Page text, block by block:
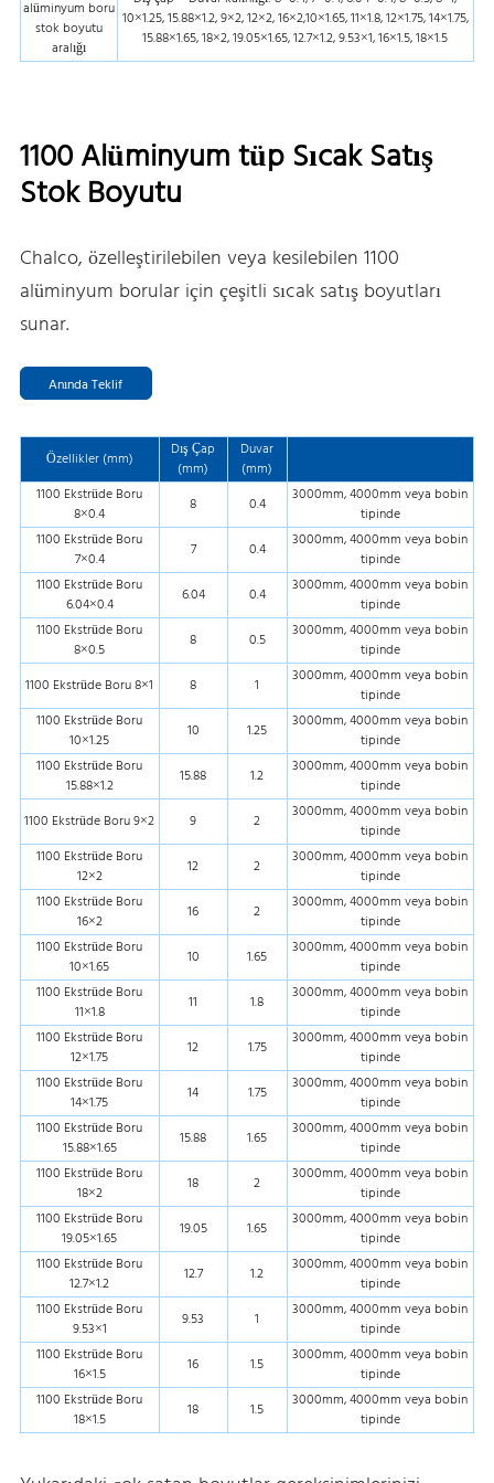
alüminyum boru
stok boyutu
aralığı
10×1.25, 15.88×1.2, 9×2, 12×2, 16×2,10×1.65, 11×1.8, 12×1.75, 14×1.75,
15.88×1.65, 18×2, 19.05×1.65, 12.7×1.2, 9.53×1, 16×1.5, 18×1.5
1100 Alüminyum tüp Sıcak Satış
Stok Boyutu
Chalco, özelleştirilebilen veya kesilebilen 1100
alüminyum borular için çeşitli sıcak satış boyutları
sunar.
Anında Teklif
Özellikler (mm)
Dış Çap
(mm)
Duvar
(mm)
1100 Ekstrüde Boru
8×0.4
8 0.4
3000mm, 4000mm veya bobin
tipinde
1100 Ekstrüde Boru
7×0.4
7 0.4
3000mm, 4000mm veya bobin
tipinde
1100 Ekstrüde Boru
6.04×0.4
6.04 0.4
3000mm, 4000mm veya bobin
tipinde
1100 Ekstrüde Boru
8×0.5
8 0.5
3000mm, 4000mm veya bobin
tipinde
1100 Ekstrüde Boru 8×1
8 1
3000mm, 4000mm veya bobin
tipinde
1100 Ekstrüde Boru
10×1.25
10 1.25
3000mm, 4000mm veya bobin
tipinde
1100 Ekstrüde Boru
15.88×1.2
15.88 1.2
3000mm, 4000mm veya bobin
tipinde
1100 Ekstrüde Boru 9×2
9 2
3000mm, 4000mm veya bobin
tipinde
1100 Ekstrüde Boru
12×2
12 2
3000mm, 4000mm veya bobin
tipinde
1100 Ekstrüde Boru
16×2
16 2
3000mm, 4000mm veya bobin
tipinde
1100 Ekstrüde Boru
10×1.65
10 1.65
3000mm, 4000mm veya bobin
tipinde
1100 Ekstrüde Boru
11×1.8
11 1.8
3000mm, 4000mm veya bobin
tipinde
1100 Ekstrüde Boru
12×1.75
12 1.75
3000mm, 4000mm veya bobin
tipinde
1100 Ekstrüde Boru
14×1.75
14 1.75
3000mm, 4000mm veya bobin
tipinde
1100 Ekstrüde Boru
15.88×1.65
15.88 1.65
3000mm, 4000mm veya bobin
tipinde
1100 Ekstrüde Boru
18×2
18 2
3000mm, 4000mm veya bobin
tipinde
1100 Ekstrüde Boru
19.05×1.65
19.05 1.65
3000mm, 4000mm veya bobin
tipinde
1100 Ekstrüde Boru
12.7×1.2
12.7 1.2
3000mm, 4000mm veya bobin
tipinde
1100 Ekstrüde Boru
9.53×1
9.53 1
3000mm, 4000mm veya bobin
tipinde
1100 Ekstrüde Boru
16×1.5
16 1.5
3000mm, 4000mm veya bobin
tipinde
1100 Ekstrüde Boru
18×1.5
18 1.5
3000mm, 4000mm veya bobin
tipinde